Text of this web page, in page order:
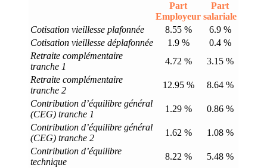
Part
Employeur
Part
salariale
Cotisation vieillesse plafonnée
8.55 %
6.9 %
Cotisation vieillesse déplafonnée
1.9 %
0.4 %
Retraite complémentaire
tranche 1
4.72 %
3.15 %
Retraite complémentaire
tranche 2
12.95 %
8.64 %
Contribution d’équilibre général
(CEG) tranche 1
1.29 %
0.86 %
Contribution d’équilibre général
(CEG) tranche 2
1.62 %
1.08 %
Contribution d’équilibre
technique
8.22 % 5.48 %